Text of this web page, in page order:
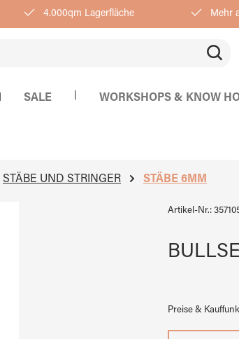
4.000qm Lagerfläche Mehr
SALE WORKSHOPS & KNOW
STÄBE UND STRINGER STÄBE 6MM
Artikel-Nr.:
Preise &